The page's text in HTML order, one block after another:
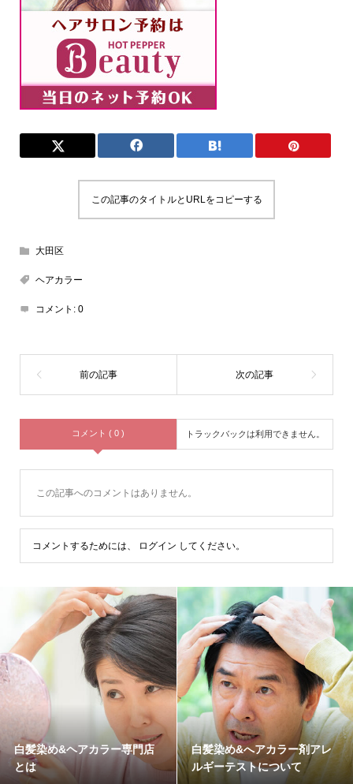
この記事のタイトルとURLをコピーする
大田区
ヘアカラー
コメント: 0
コメント ( 0 ) トラックバックは利用できません。
この記事へのコメントはありません。
コメントするためには、 ログイン してください。
白髪染め&ヘアカラー専門店
とは
白髪染め&へアカラー剤アレ
ルギーテストについて